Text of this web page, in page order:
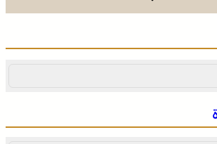
لشباب المدينة تعيد الاعتبار لمقبرة